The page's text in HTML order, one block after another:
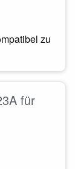
zu
für